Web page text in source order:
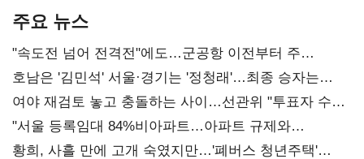
주요 뉴스
"속도전 넘어 전격전"에도…군공항 이전부터 주
52시간까지 '뇌관'
호남은 '김민석' 서울·경기는 '정청래'…최종 승자는
'안갯속'
여야 재검토 놓고 충돌하는 사이…선관위 "투표자 수
오차 당연"
"서울 등록임대 84%비아파트…아파트 규제와
달리해야"
황희, 사흘 만에 고개 숙였지만…'폐버스 청년주택'